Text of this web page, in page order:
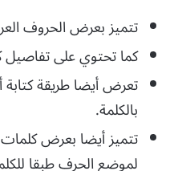
تتميز بعرض الحروف
كما تحتوي على
تعرض أيضا طريقة
بالكلمة.
تتميز أيضا بعرض
لموضع الحرف طبقا